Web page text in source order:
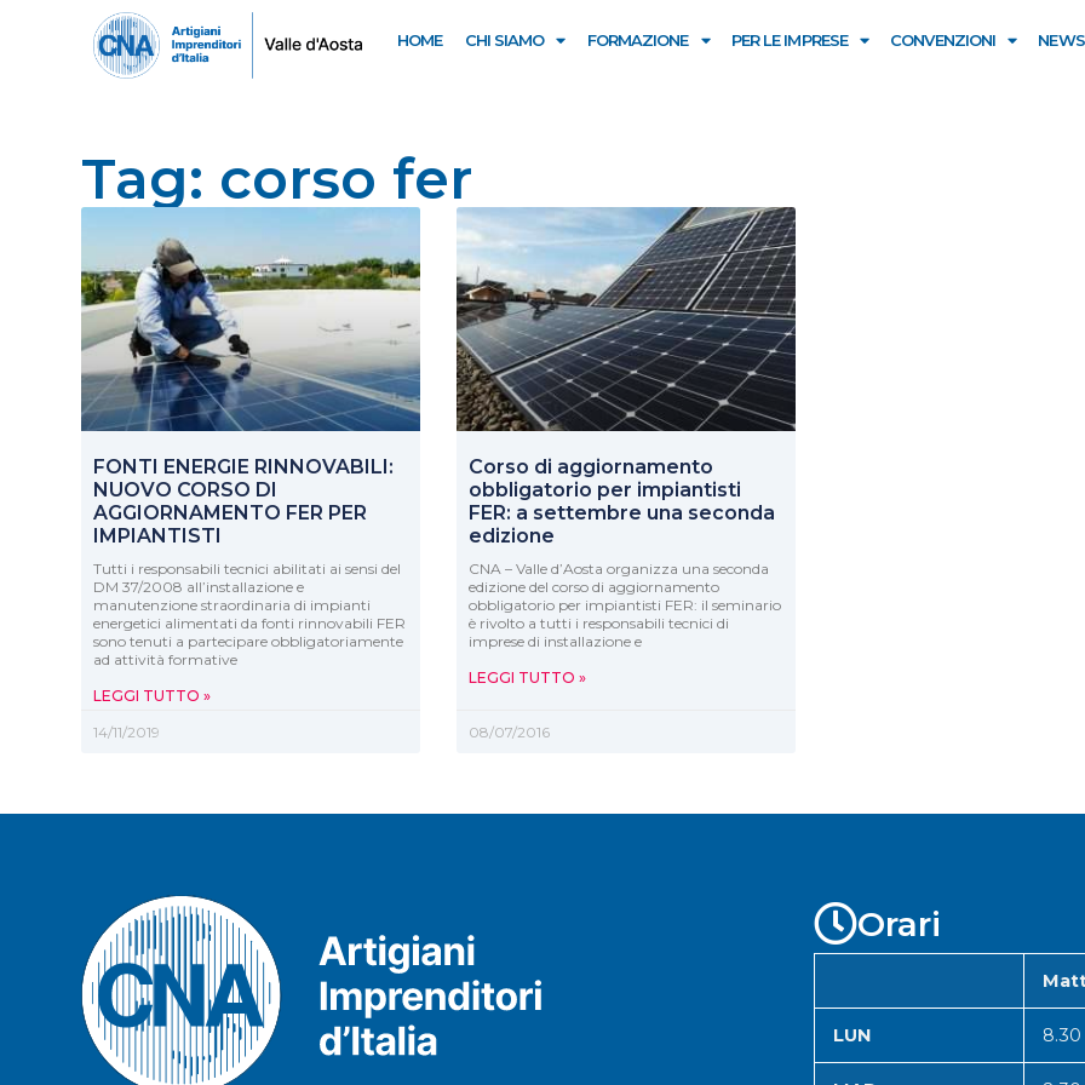
HOME CHI SIAMO FORMAZIONE PER LE IMPRESE CONVENZIONI NEWS
Tag: corso fer
FONTI ENERGIE RINNOVABILI:
NUOVO CORSO DI
AGGIORNAMENTO FER PER
IMPIANTISTI
Tutti i responsabili tecnici abilitati ai sensi del
DM 37/2008 all’installazione e
manutenzione straordinaria di impianti
energetici alimentati da fonti rinnovabili FER
sono tenuti a partecipare obbligatoriamente
ad attività formative
LEGGI TUTTO »
14/11/2019
Corso di aggiornamento
obbligatorio per impiantisti
FER: a settembre una seconda
edizione
CNA – Valle d’Aosta organizza una seconda
edizione del corso di aggiornamento
obbligatorio per impiantisti FER: il seminario
è rivolto a tutti i responsabili tecnici di
imprese di installazione e
LEGGI TUTTO »
08/07/2016
Orari
LUN 8.30